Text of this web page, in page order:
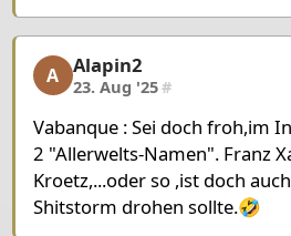
Alapin2, 17/22, 23. Aug '25
A Alapin2
23. Aug '25#
Vabanque : Sei doch froh,im
2 "Allerwelts-Namen". Franz
Kroetz,...oder so ,ist doch
Shitstorm drohen sollte.🤣